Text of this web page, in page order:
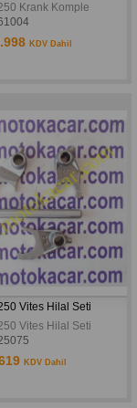
Krank Komple
KDV Dahil
Vites Hilal Seti
Vites Hilal Seti
KDV Dahil